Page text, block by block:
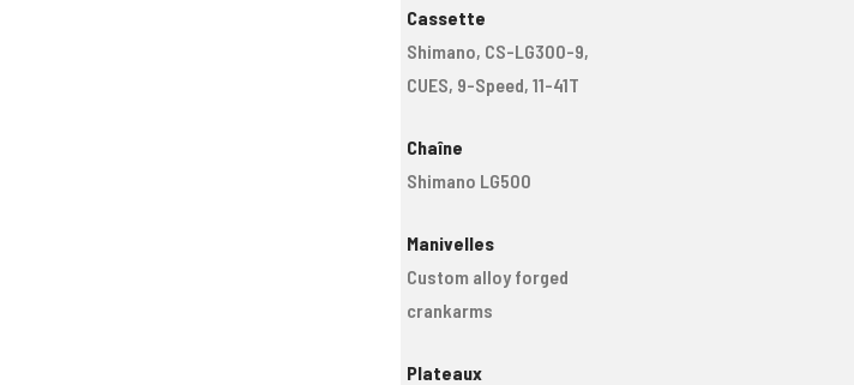
Cassette
Shimano, CS-LG300-9,
CUES, 9-Speed, 11-41T
Chaîne
Shimano LG500
Manivelles
Custom alloy forged
crankarms
Plateaux